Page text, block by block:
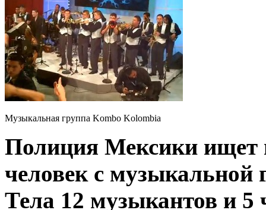
Музыкальная группа Kombo Kolombia
Полиция Мексики ищет
человек с
Тела 12 музыкантов и